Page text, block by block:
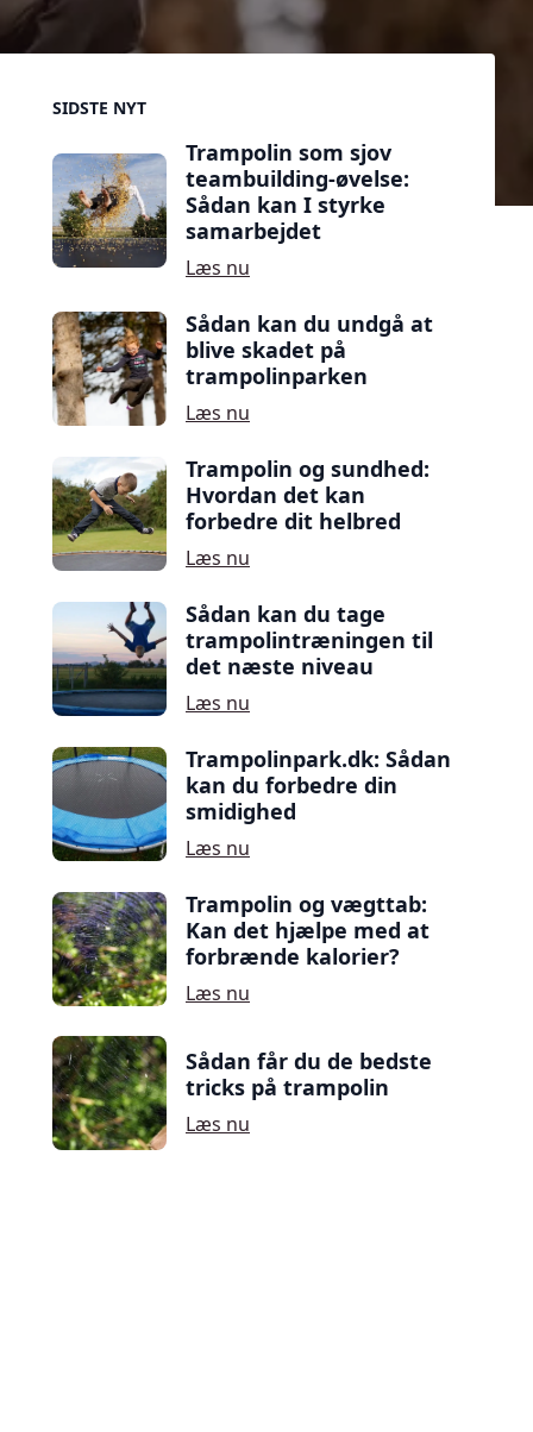
Sidebar
SIDSTE NYT
Trampolin som sjov
teambuilding-øvelse:
Sådan kan I styrke
samarbejdet
Læs nu
Sådan kan du undgå at
blive skadet på
trampolinparken
Læs nu
Trampolin og sundhed:
Hvordan det kan
forbedre dit helbred
Læs nu
Sådan kan du tage
trampolintræningen til
det næste niveau
Læs nu
Trampolinpark.dk: Sådan
kan du forbedre din
smidighed
Læs nu
Trampolin og vægttab:
Kan det hjælpe med at
forbrænde kalorier?
Læs nu
Sådan får du de bedste
tricks på trampolin
Læs nu